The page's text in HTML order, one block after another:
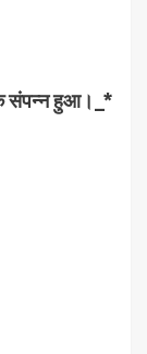
संपन्न हुआ।_*